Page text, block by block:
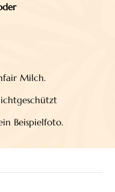
Milch.
Beispielfoto.